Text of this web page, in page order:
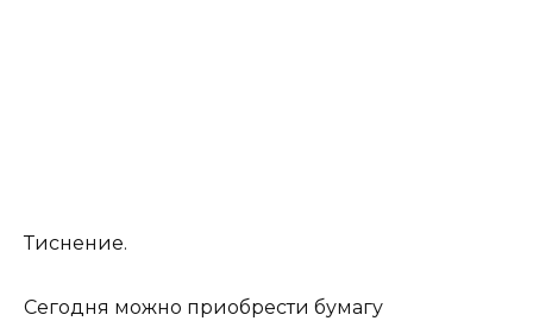
Тиснение.
Сегодня можно приобрести бумагу